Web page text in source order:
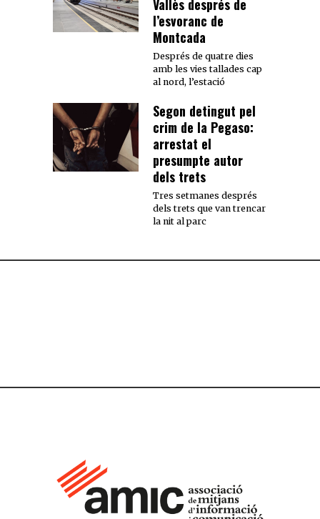
Vallès després de
l’esvoranc de
Montcada
Després de quatre dies
amb les vies tallades cap
al nord, l’estació
Segon detingut pel
crim de la Pegaso:
arrestat el
presumpte autor
dels trets
Tres setmanes després
dels trets que van trencar
la nit al parc